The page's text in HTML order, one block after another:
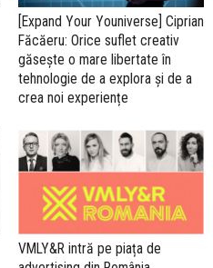
[Expand Your Youniverse] Ciprian
Făcăeru: Orice suflet creativ
găsește o mare libertate în
tehnologie de a explora și de a
crea noi experiențe
VMLY&R intră pe piața de